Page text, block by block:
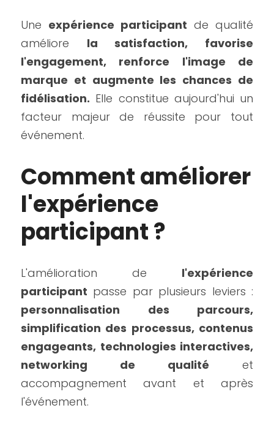
Une expérience participant de qualité
améliore la satisfaction, favorise
l'engagement, renforce l'image de
marque et augmente les chances de
fidélisation. Elle constitue aujourd'hui un
facteur majeur de réussite pour tout
événement.
Comment améliorer
l'expérience
participant ?
L'amélioration de l'expérience
participant
personnalisation des parcours,
simplification des processus, contenus
engageants, technologies interactives,
networking de qualité et
accompagnement avant et après
l'événement.